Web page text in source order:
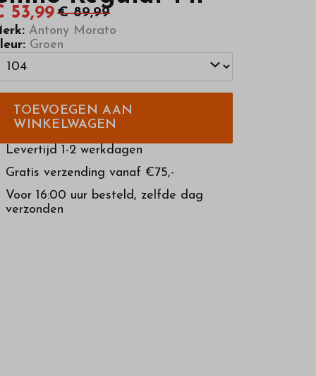
53,99 € 89,99
Antony Morato
Groen
TOEVOEGEN AAN
WINKELWAGEN
Levertijd 1-2 werkdagen
Gratis verzending vanaf €75,-
Voor 16:00 uur besteld, zelfde dag
verzonden